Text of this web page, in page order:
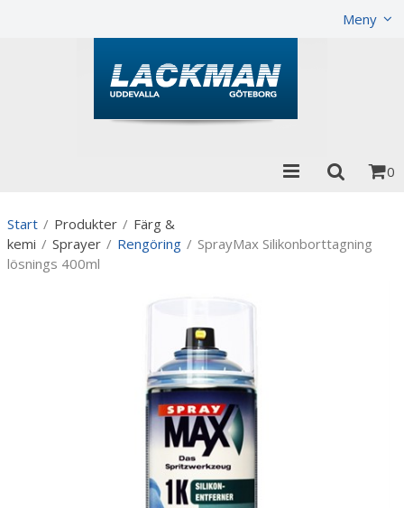
Meny
0
Start / Produkter / Färg &
kemi / Sprayer / Rengöring / SprayMax Silikonborttagning
lösnings 400ml